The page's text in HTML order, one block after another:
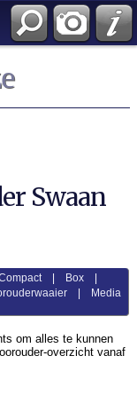
Swaan
| Box
Media
om alles te kunnen
overzicht vanaf